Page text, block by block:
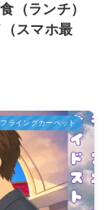
（ランチ）
スマホ最
ライングカーペット